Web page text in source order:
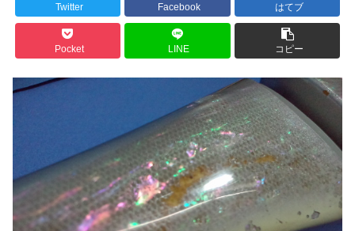
Twitter Facebook はてブ
Pocket LINE コピー